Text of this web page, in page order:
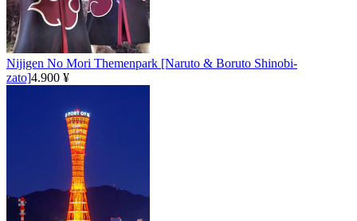
Nijigen No Mori Themenpark [Naruto & Boruto Shinobi-
zato]4.900 ¥